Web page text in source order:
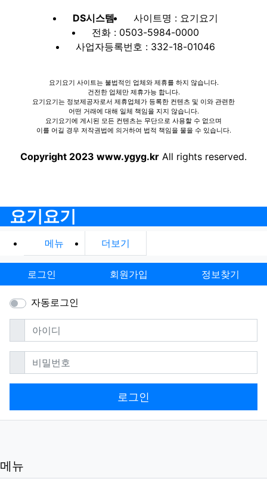
DS시스템
사이트명 : 요기요기
전화 : 0503-5984-0000
사업자등록번호 : 332-18-01046
요기요기 사이트는 불법적인 업체와 제휴를 하지 않습니다.
건전한 업체만 제휴가능 합니다.
요기요기는 정보제공자로서 제휴업체가 등록한 컨텐츠 및 이와 관련한
어떤 거래에 대해 일체 책임을 지지 않습니다.
요기요기에 게시된 모든 컨텐츠는 무단으로 사용할 수 없으며
이를 어길 경우 저작권법에 의거하여 법적 책임을 물을 수 있습니다.
Copyright 2023 www.ygyg.kr All rights reserved.
요기요기
메뉴 더보기
로그인 회원가입 정보찾기
자동로그인
아이디필수
비밀번호필수
로그인
메뉴